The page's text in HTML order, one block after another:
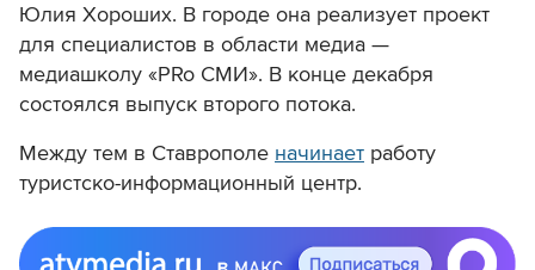
Юлия Хороших. В городе она реализует проект
для специалистов в области медиа —
медиашколу «PRo СМИ». В конце декабря
состоялся выпуск второго потока.
Между тем в Ставрополе начинает работу
туристско-информационный центр.